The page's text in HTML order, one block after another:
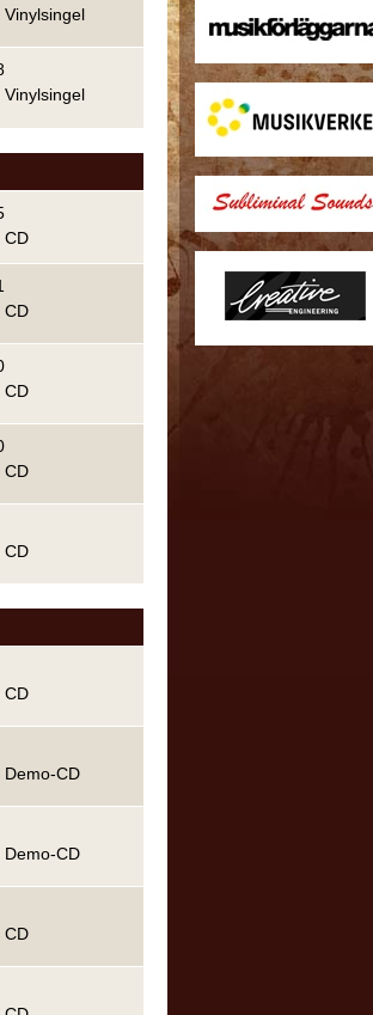
Vinylsingel
Vinylsingel
CD
CD
CD
CD
CD
CD
Demo-CD
Demo-CD
CD